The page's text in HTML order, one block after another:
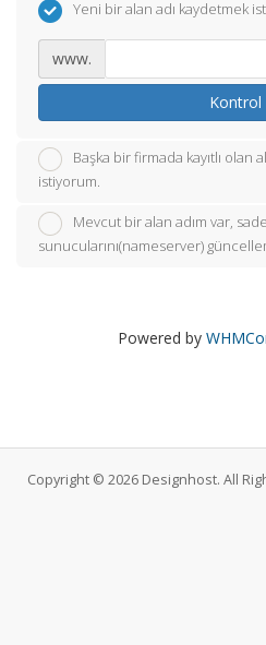
Yeni bir alan adı kaydetmek
www.
Kontrol
Başka bir firmada kayıtlı olan
istiyorum.
Mevcut bir alan adım var,
sunucularını(nameserver)
Powered by
Copyright © 2026 Designhost. All